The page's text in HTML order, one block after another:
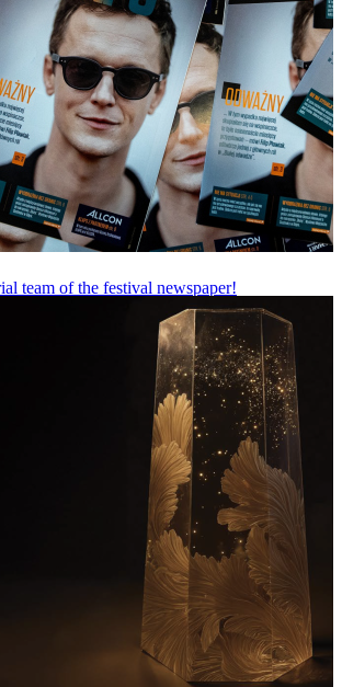
team of the festival newspaper!